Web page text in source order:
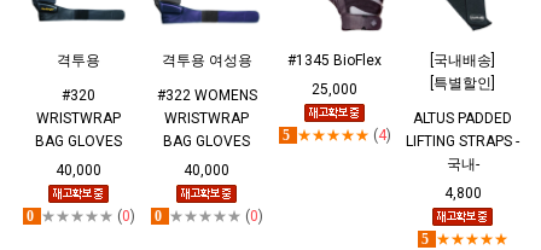
격투용
#320
WRISTWRAP
BAG GLOVES
40,000
0 ★★★★★ (0)
격투용 여성용
#322 WOMENS
WRISTWRAP
BAG GLOVES
40,000
0 ★★★★★ (0)
#1345 BioFlex
25,000
5 ★★★★★ (4)
[국내배송]
[특별할인]
ALTUS PADDED
LIFTING STRAPS -
국내-
4,800
5 ★★★★★